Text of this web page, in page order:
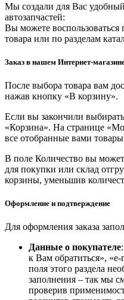
Мы создали для Вас
автозапчастей:
Вы можете
товара или по разделам
Заказ в нашем Интернет-
После выбора товара вам
нажав кнопку «В корзину».
Если вы закончили
«Корзина». На странице
все отобранные вами
В поле Количество вы
для покупки или склад
корзины, уменьшив
Оформление и подтверждение
Для оформления заказа
Данные о покупателе
к Вам обратиться»,
поля этого раздела
заполнения – так мы
проверив